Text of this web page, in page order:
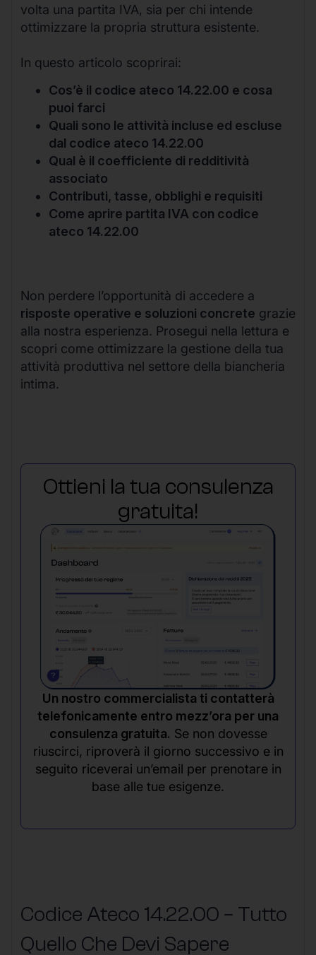
volta una partita IVA, sia per chi intende
ottimizzare la propria struttura esistente.
In questo articolo scoprirai:
Cos’è il codice ateco 14.22.00 e cosa
puoi farci
Quali sono le attività incluse ed escluse
dal codice ateco 14.22.00
Qual è il coefficiente di redditività
associato
Contributi, tasse, obblighi e requisiti
Come aprire partita IVA con codice
ateco 14.22.00
Non perdere l’opportunità di accedere a
risposte operative e soluzioni concrete grazie
alla nostra esperienza. Prosegui nella lettura e
scopri come ottimizzare la gestione della tua
attività produttiva nel settore della biancheria
intima.
Ottieni la tua consulenza
gratuita!
Un nostro commercialista ti contatterà
telefonicamente entro mezz’ora per una
consulenza gratuita. Se non dovesse
riuscirci, riproverà il giorno successivo e in
seguito riceverai un’email per prenotare in
base alle tue esigenze.
Codice Ateco 14.22.00 – Tutto
Quello Che Devi Sapere